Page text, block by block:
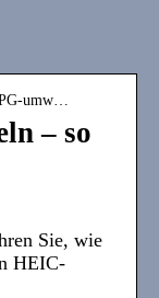
umw…
– so
Sie, wie
HEIC-